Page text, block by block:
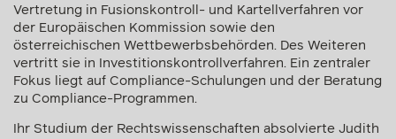
Vertretung in Fusionskontroll- und Kartellverfahren vor
der Europäischen Kommission sowie den
österreichischen Wettbewerbsbehörden. Des Weiteren
vertritt sie in Investitionskontrollverfahren. Ein zentraler
Fokus liegt auf Compliance-Schulungen und der Beratung
zu Compliance-Programmen.
Ihr Studium der Rechtswissenschaften absolvierte Judith